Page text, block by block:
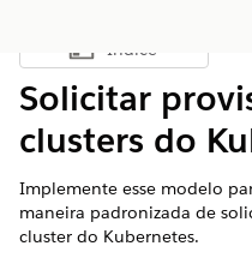
Mostrar índice
Índice
Solicitar
clusters do
Implemente esse modelo
maneira padronizada de
cluster do Kubernetes.